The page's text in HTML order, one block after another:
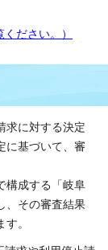
ださい。）
求に対する決定
に基づいて、審
構成する「岐阜
、その審査結果
。